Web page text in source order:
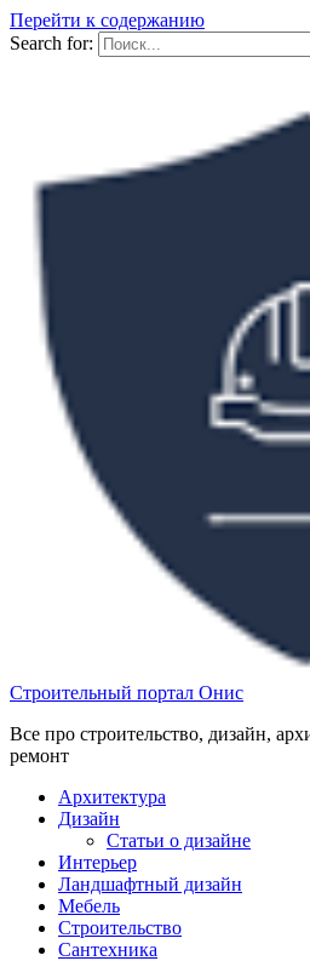
Перейти к содержанию
Search for:
Строительный портал Онис
Все про строительство, дизайн,
ремонт
Архитектура
Дизайн
Статьи о дизайне
Интерьер
Ландшафтный дизайн
Мебель
Строительство
Сантехника